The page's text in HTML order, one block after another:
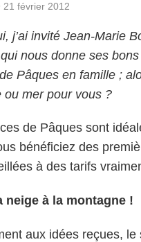
21 février 2012
j’ai invité Jean-Marie
nous donne ses
Pâques en famille ;
ou mer pour vous ?
de Pâques sont
bénéficiez des
à des tarifs
neige à la montagne !
aux idées reçues, le